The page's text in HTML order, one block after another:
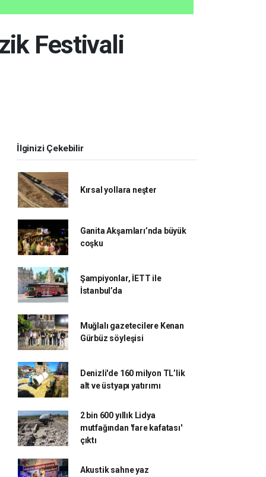
Festivali
İlginizi Çekebilir
Kırsal yollara neşter
Ganita Akşamları’nda büyük
coşku
Şampiyonlar, İETT ile
İstanbul’da
Muğlalı gazetecilere Kenan
Gürbüz söyleşisi
Denizli'de 160 milyon TL’lik
alt ve üstyapı yatırımı
2 bin 600 yıllık Lidya
mutfağından 'fare kafatası'
çıktı
Akustik sahne yaz